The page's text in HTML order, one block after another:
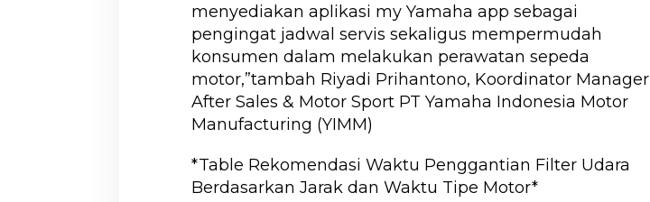
menyediakan aplikasi my Yamaha app sebagai
pengingat jadwal servis sekaligus mempermudah
konsumen dalam melakukan perawatan sepeda
motor,”tambah Riyadi Prihantono, Koordinator Manager
After Sales & Motor Sport PT Yamaha Indonesia Motor
Manufacturing (YIMM)
*Table Rekomendasi Waktu Penggantian Filter Udara
Berdasarkan Jarak dan Waktu Tipe Motor*